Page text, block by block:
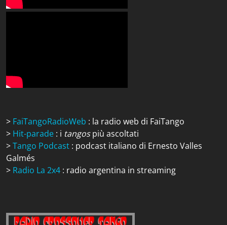
> FaiTangoRadioWeb : la radio web di FaiTango
> Hit-parade : i tangospiù ascoltati
>Tango Podcast : podcast italiano di Ernesto Valles
Galmés
> Radio La 2x4 : radio argentina in streaming